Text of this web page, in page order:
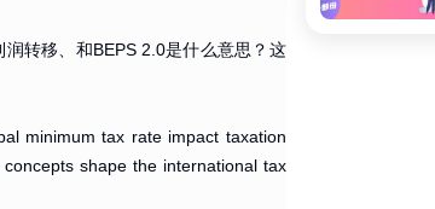
转移、和BEPS 2.0是什么意思？这
minimum tax rate impact taxation
shape the international tax